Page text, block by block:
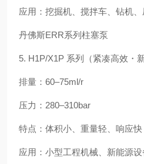
应用：挖掘机、搅拌车、钻机、
丹佛斯ERR系列柱塞泵
5. H1P/X1P 系列（紧凑高效・新
排量：60–75ml/r
压力：280–310bar
特点：体积小、重量轻、响应快
应用：小型工程机械、新能源设